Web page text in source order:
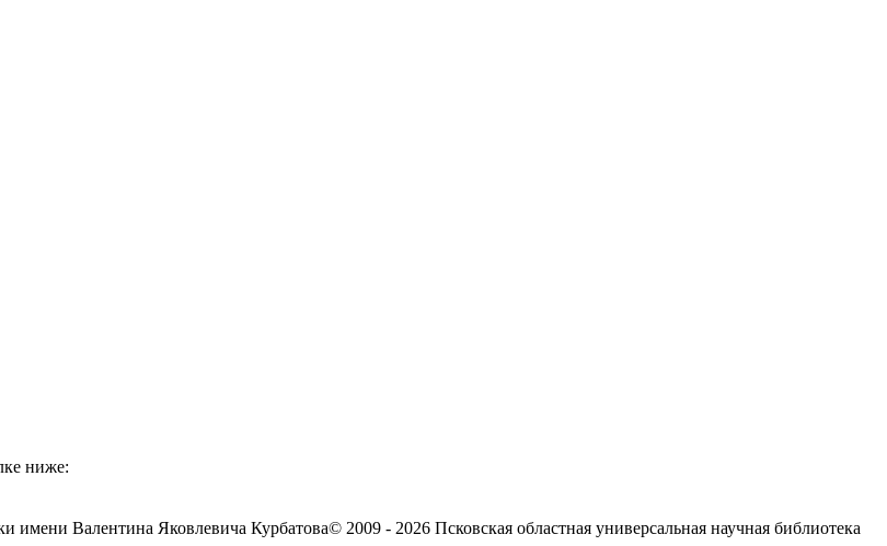
ниже:
имени Валентина Яковлевича Курбатова© 2009 - 2026 Псковская областная универсальная научная библиотека